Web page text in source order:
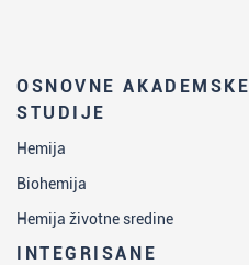
OSNOVNE AKADEMSKE
STUDIJE
Hemija
Biohemija
Hemija životne sredine
INTEGRISANE